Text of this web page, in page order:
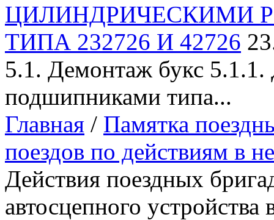
ЦИЛИНДРИЧЕСКИМИ
ТИПА 232726 И 42726
5.1. Демонтаж букс
подшипниками типа...
Главная / Памятка
поездов по действиям в
Действия поездных
автосцепного устройства